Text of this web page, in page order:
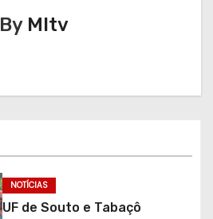
By MItv
NOTÍCIAS
UF de Souto e Tabaçô